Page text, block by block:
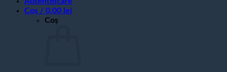
Coș / 0,00 lei
Coș